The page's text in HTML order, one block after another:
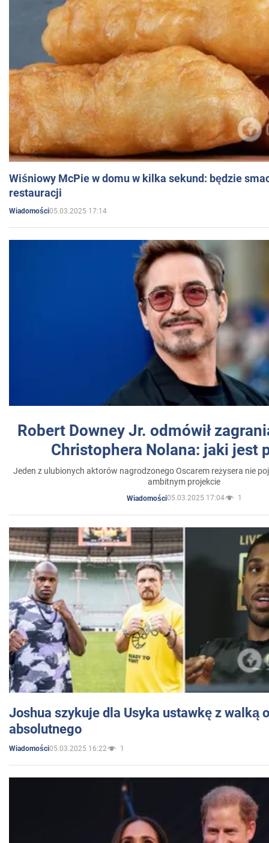
Wiśniowy McPie w domu w kilka sekund: będzie
restauracji
Wiadomości05.03.2025 17:14
Robert Downey Jr. odmówił
Christophera Nolana: jaki jest
Jeden z ulubionych aktorów nagrodzonego Oscarem reżysera nie
ambitnym projekcie
Wiadomości05.03.2025 17:04 1
Joshua szykuje dla Usyka ustawkę z walką
absolutnego
Wiadomości05.03.2025 16:22 1